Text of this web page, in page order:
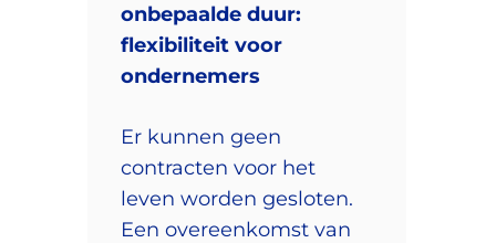
onbepaalde duur:
flexibiliteit voor
ondernemers
Er kunnen geen
contracten voor het
leven worden gesloten.
Een overeenkomst van